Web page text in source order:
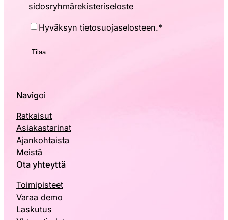
sidosryhmärekisteriseloste
Hyväksyntä*
Hyväksyn tietosuojaselosteen.*
Navigoi
Ratkaisut
Asiakastarinat
Ajankohtaista
Meistä
Ota yhteyttä
Toimipisteet
Varaa demo
Laskutus